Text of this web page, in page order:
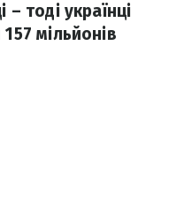
тоді українці
мільйонів